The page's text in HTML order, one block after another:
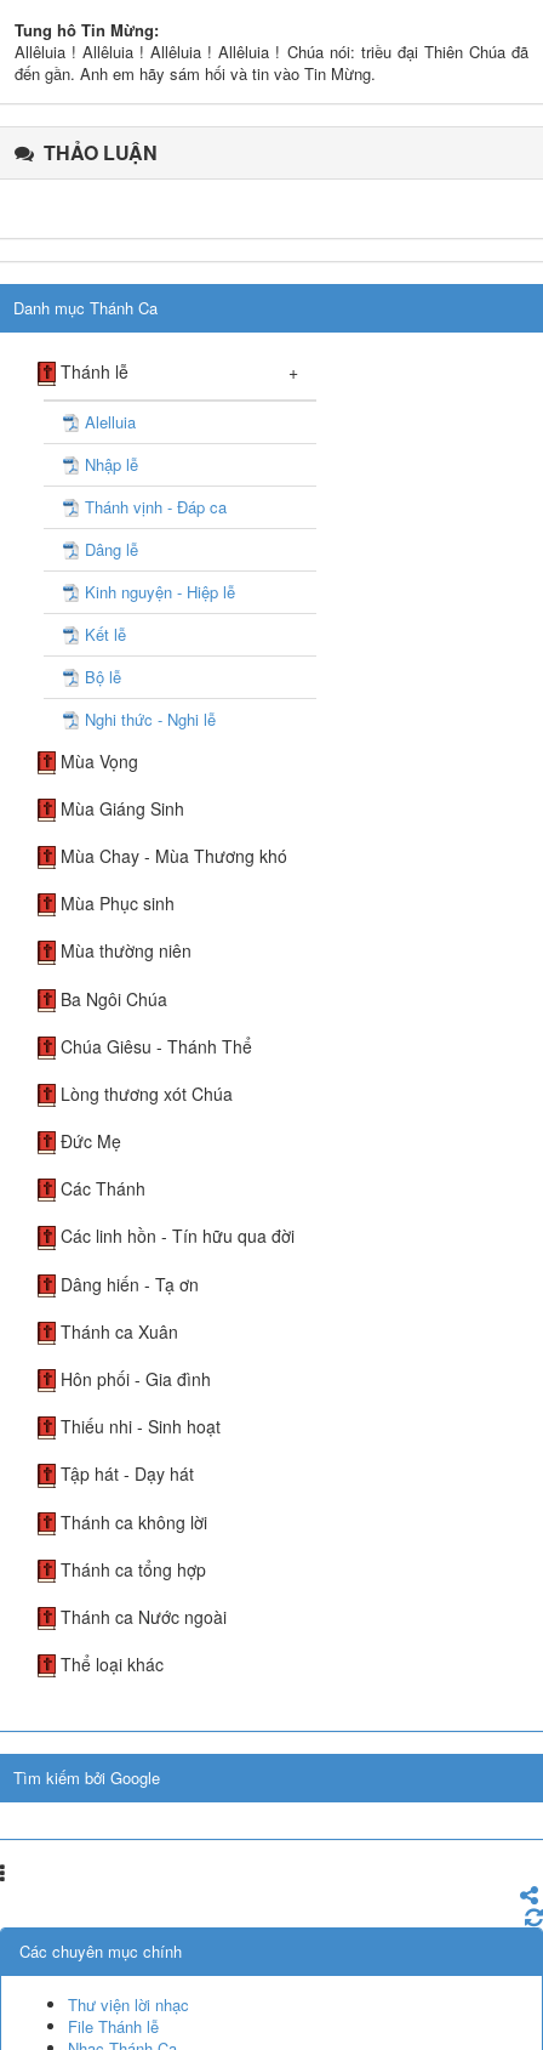
Tung hô Tin Mừng:
Allêluia ! Allêluia ! Allêluia ! Allêluia ! Chúa nói: triều đại Thiên Chúa đã
đến gần. Anh em hãy sám hối và tin vào Tin Mừng.
THẢO LUẬN
Danh mục Thánh Ca
Thánh lễ +
Alelluia
Nhập lễ
Thánh vịnh - Đáp ca
Dâng lễ
Kinh nguyện - Hiệp lễ
Kết lễ
Bộ lễ
Nghi thức - Nghi lễ
Mùa Vọng
Mùa Giáng Sinh
Mùa Chay - Mùa Thương khó
Mùa Phục sinh
Mùa thường niên
Ba Ngôi Chúa
Chúa Giêsu - Thánh Thể
Lòng thương xót Chúa
Đức Mẹ
Các Thánh
Các linh hồn - Tín hữu qua đời
Dâng hiến - Tạ ơn
Thánh ca Xuân
Hôn phối - Gia đình
Thiếu nhi - Sinh hoạt
Tập hát - Dạy hát
Thánh ca không lời
Thánh ca tổng hợp
Thánh ca Nước ngoài
Thể loại khác
Tìm kiếm bởi Google
Các chuyên mục chính
Thư viện lời nhạc
File Thánh lễ